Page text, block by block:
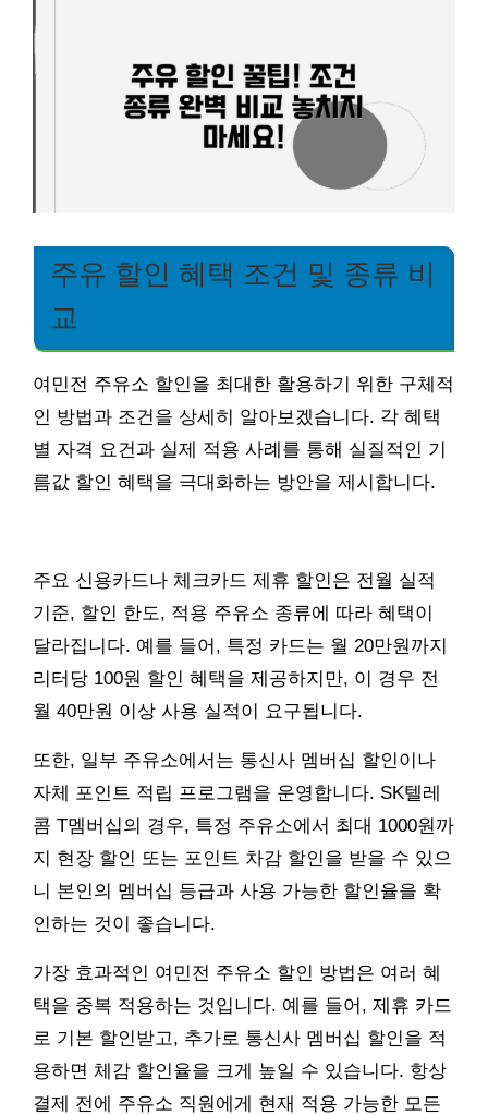
주유 할인 혜택 조건 및 종류 비
교
여민전 주유소 할인을 최대한 활용하기 위한 구체적
인 방법과 조건을 상세히 알아보겠습니다. 각 혜택
별 자격 요건과 실제 적용 사례를 통해 실질적인 기
름값 할인 혜택을 극대화하는 방안을 제시합니다.
주요 신용카드나 체크카드 제휴 할인은 전월 실적
기준, 할인 한도, 적용 주유소 종류에 따라 혜택이
달라집니다. 예를 들어, 특정 카드는 월 20만원까지
리터당 100원 할인 혜택을 제공하지만, 이 경우 전
월 40만원 이상 사용 실적이 요구됩니다.
또한, 일부 주유소에서는 통신사 멤버십 할인이나
자체 포인트 적립 프로그램을 운영합니다. SK텔레
콤 T멤버십의 경우, 특정 주유소에서 최대 1000원까
지 현장 할인 또는 포인트 차감 할인을 받을 수 있으
니 본인의 멤버십 등급과 사용 가능한 할인율을 확
인하는 것이 좋습니다.
가장 효과적인 여민전 주유소 할인 방법은 여러 혜
택을 중복 적용하는 것입니다. 예를 들어, 제휴 카드
로 기본 할인받고, 추가로 통신사 멤버십 할인을 적
용하면 체감 할인율을 크게 높일 수 있습니다. 항상
결제 전에 주유소 직원에게 현재 적용 가능한 모든